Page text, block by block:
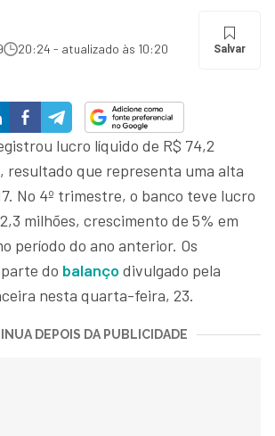
20:24 - atualizado às 10:20 Salvar
lucro líquido de R$ 74,2
resultado que representa uma alta
No 4º trimestre, o banco teve lucro
milhões, crescimento de 5% em
período do ano anterior. Os
do balanço divulgado pela
nesta quarta-feira, 23.
DEPOIS DA PUBLICIDADE